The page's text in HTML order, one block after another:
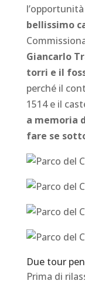
bellissimo
Giancarlo
torri e il
perché il
1514 e il
a memoria
fare se
Due tour
Prima di